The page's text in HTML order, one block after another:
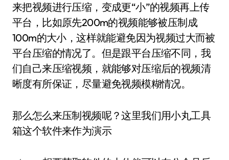
来把视频进行压缩，变成更“小”的视频再上传
平台，比如原先200m的视频能够被压制成
100m的大小，这样就能避免因为视频过大而被
平台压缩的情况了。但是跟平台压缩不同，我
们自己来压缩视频，就能够对压缩后的视频清
晰度有所保证，尽量避免视频模糊情况。
那么怎么来压制视频呢？这里我们用小丸工具
箱这个软件来作为演示